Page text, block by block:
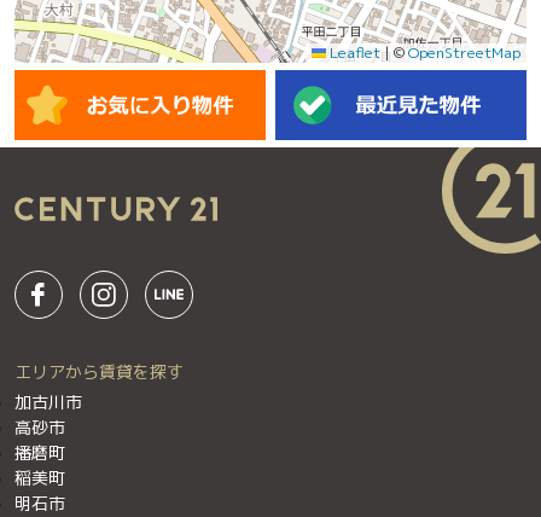
Leaflet|©OpenStreetMap
エリアから賃貸を探す
加古川市
高砂市
播磨町
稲美町
明石市